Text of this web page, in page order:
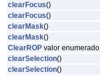
clearFocus()
clearFocus()
clearMask()
clearMask()
ClearROP valor enumerado
clearSelection()
clearSelection()